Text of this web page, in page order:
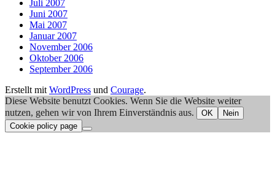
Juli 2007
Juni 2007
Mai 2007
Januar 2007
November 2006
Oktober 2006
September 2006
Erstellt mitWordPress und Courage.
Diese Website benutzt Cookies. Wenn Sie die Website weiter
nutzen, gehen wir von Ihrem Einverständnis aus.
OK
Nein
Cookie policy page